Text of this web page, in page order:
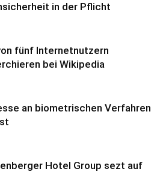
in der Pflicht
fünf Internetnutzern
bei Wikipedia
an biometrischen Verfahren
Hotel Group sezt auf